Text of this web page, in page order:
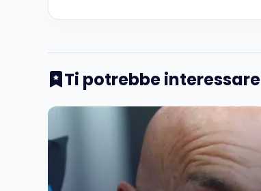
Ti potrebbe interessare